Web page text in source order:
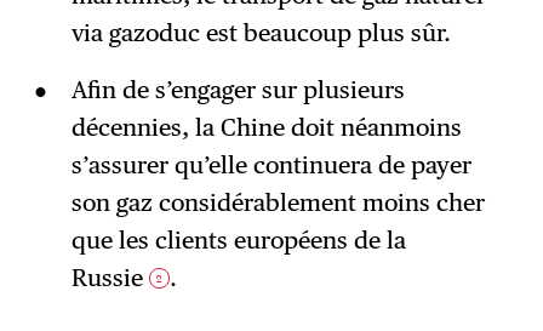
via gazoduc est beaucoup plus sûr.
Afin de s’engager sur plusieurs
décennies, la Chine doit néanmoins
s’assurer qu’elle continuera de payer
son gaz considérablement moins cher
que les clients européens de la
Russie
2 .